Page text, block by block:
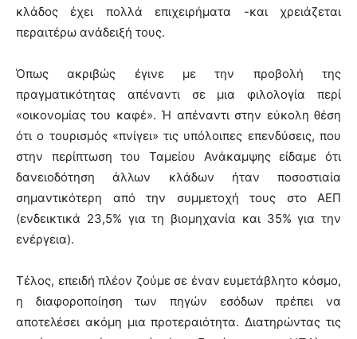
κλάδος έχει πολλά επιχειρήματα -και χρειάζεται
περαιτέρω ανάδειξή τους.
Όπως ακριβώς έγινε με την προβολή της
πραγματικότητας απέναντι σε μια φιλολογία περί
«οικονομίας του καφέ». Ή απέναντι στην εύκολη θέση
ότι ο τουρισμός «πνίγει» τις υπόλοιπες επενδύσεις, που
στην περίπτωση του Ταμείου Ανάκαμψης είδαμε ότι
δανειοδότηση άλλων κλάδων ήταν ποσοστιαία
σημαντικότερη από την συμμετοχή τους στο ΑΕΠ
(ενδεικτικά 23,5% για τη βιομηχανία και 35% για την
ενέργεια).
Τέλος, επειδή πλέον ζούμε σε έναν ευμετάβλητο κόσμο,
η διαφοροποίηση των πηγών εσόδων πρέπει να
αποτελέσει ακόμη μια προτεραιότητα. Διατηρώντας τις